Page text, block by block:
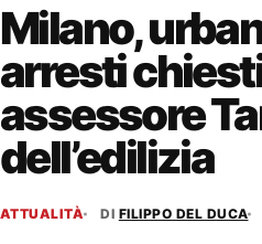
Milano,
arresti
assessore
dell’edilizia
ATTUALITÀ DI FILIPPO DEL DUCA